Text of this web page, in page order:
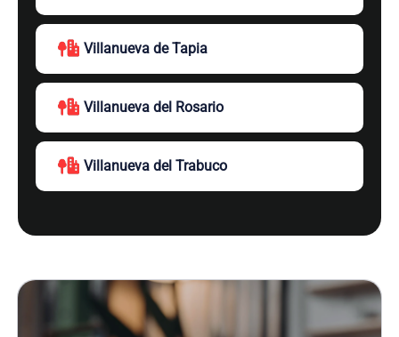
Villanueva de Tapia
Villanueva del Rosario
Villanueva del Trabuco